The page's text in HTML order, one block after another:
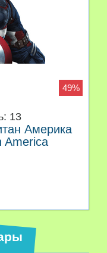
49%
13
Америка
America